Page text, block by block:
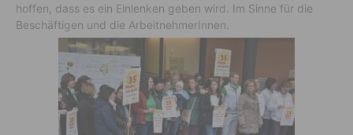
hoffen, dass es ein Einlenken geben wird. Im Sinne für die
Beschäftigen und die ArbeitnehmerInnen.